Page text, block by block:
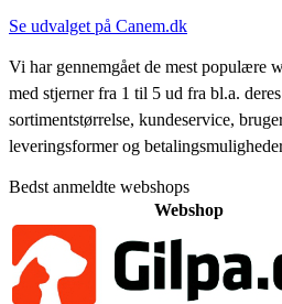
Se udvalget på Canem.dk
Vi har gennemgået de mest populære
med stjerner fra 1 til 5 ud fra bl.a.
sortimentstørrelse, kundeservice,
leveringsformer og
Bedst anmeldte webshops
Webshop